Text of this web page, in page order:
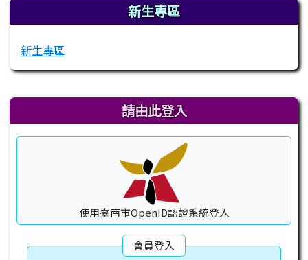
新生專區
新生專區
右邊區域內容 請由此登入
使用臺南市OpenID認證系統登入
會員登入